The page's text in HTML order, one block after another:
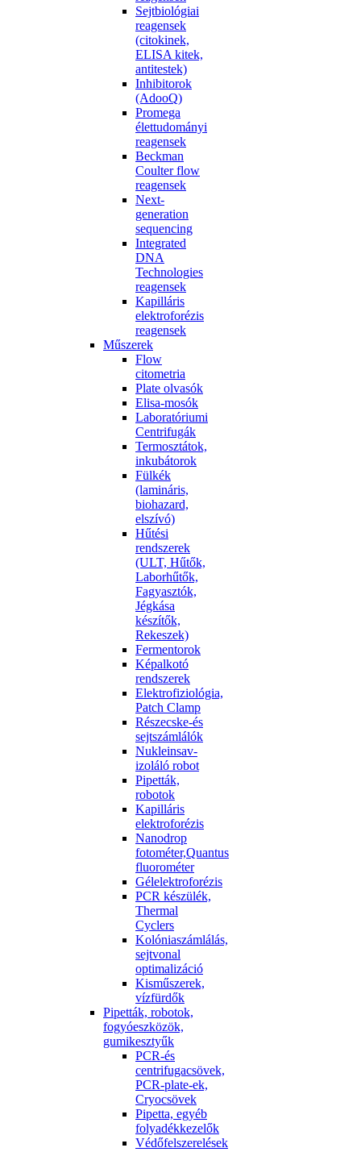
Sejtbiológiai
reagensek
(citokinek,
ELISA kitek,
antitestek)
Inhibitorok
(AdooQ)
Promega
élettudományi
reagensek
Beckman
Coulter flow
reagensek
Next-
generation
sequencing
Integrated
DNA
Technologies
reagensek
Kapilláris
elektroforézis
reagensek
Műszerek
Flow
citometria
Plate olvasók
Elisa-mosók
Laboratóriumi
Centrifugák
Termosztátok,
inkubátorok
Fülkék
(lamináris,
biohazard,
elszívó)
Hűtési
rendszerek
(ULT, Hűtők,
Laborhűtők,
Fagyasztók,
Jégkása
készítők,
Rekeszek)
Fermentorok
Képalkotó
rendszerek
Elektrofiziológia,
Patch Clamp
Részecske-és
sejtszámlálók
Nukleinsav-
izoláló robot
Pipetták,
robotok
Kapilláris
elektroforézis
Nanodrop
fotométer,Quantus
fluorométer
Gélelektroforézis
PCR készülék,
Thermal
Cyclers
Kolóniaszámlálás,
sejtvonal
optimalizáció
Kisműszerek,
vízfürdők
Pipetták, robotok,
fogyóeszközök,
gumikesztyűk
PCR-és
centrifugacsövek,
PCR-plate-ek,
Cryocsövek
Pipetta, egyéb
folyadékkezelők
Védőfelszerelések